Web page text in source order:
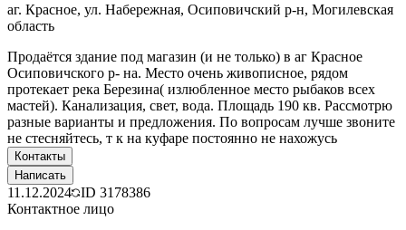
аг. Красное, ул. Набережная, Осиповичский р-н, Могилевская
область
Продаётся здание под магазин (и не только) в аг Красное
Осиповичского р- на. Место очень живописное, рядом
протекает река Березина( излюбленное место рыбаков всех
мастей). Канализация, свет, вода. Площадь 190 кв. Рассмотрю
разные варианты и предложения. По вопросам лучше звоните
не стесняйтесь, т к на куфаре постоянно не нахожусь
Контакты
Написать
11.12.2024 ID 3178386
Контактное лицо